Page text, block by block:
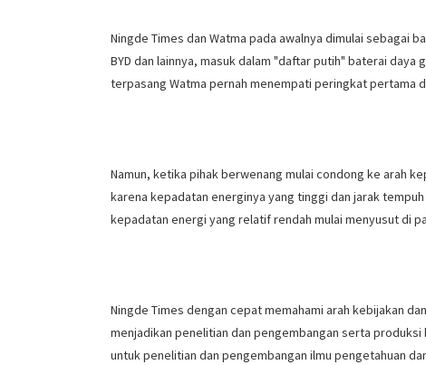
Ningde Times dan Watma pada awalnya dimulai sebagai
BYD dan lainnya, masuk dalam "daftar putih" baterai
terpasang Watma pernah menempati peringkat pertama
Namun, ketika pihak berwenang mulai condong ke arah
karena kepadatan energinya yang tinggi dan jarak
kepadatan energi yang relatif rendah mulai menyusut di
Ningde Times dengan cepat memahami arah kebijakan
menjadikan penelitian dan pengembangan serta
untuk penelitian dan pengembangan ilmu pengetahuan